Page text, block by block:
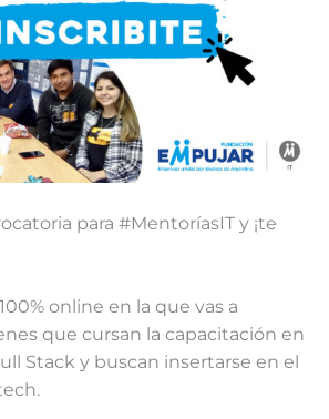
para #MentoríasIT y ¡te
online en la que vas a
que cursan la capacitación en
Stack y buscan insertarse en el